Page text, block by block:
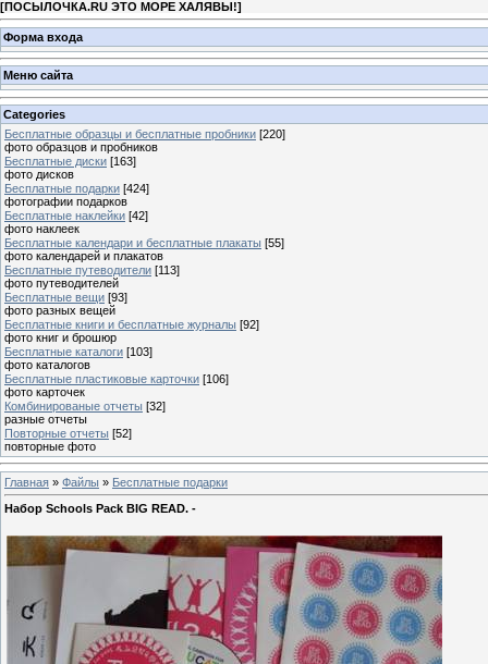
[ПОСЫЛОЧКА.RU ЭТО МОРЕ ХАЛЯВЫ!]
Форма входа
Меню сайта
Categories
Бесплатные образцы и бесплатные пробники [220]
фото образцов и пробников
Бесплатные диски [163]
фото дисков
Бесплатные подарки [424]
фотографии подарков
Бесплатные наклейки [42]
фото наклеек
Бесплатные календари и бесплатные плакаты [55]
фото календарей и плакатов
Бесплатные путеводители [113]
фото путеводителей
Бесплатные вещи [93]
фото разных вещей
Бесплатные книги и бесплатные журналы [92]
фото книг и брошюр
Бесплатные каталоги [103]
фото каталогов
Бесплатные пластиковые карточки [106]
фото карточек
Комбинированые отчеты [32]
разные отчеты
Повторные отчеты [52]
повторные фото
Главная » Файлы » Бесплатные подарки
Набор Schools Pack BIG READ. -